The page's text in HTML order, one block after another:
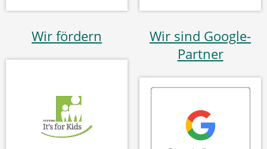
Wir fördern
Wir sind Google-
Partner